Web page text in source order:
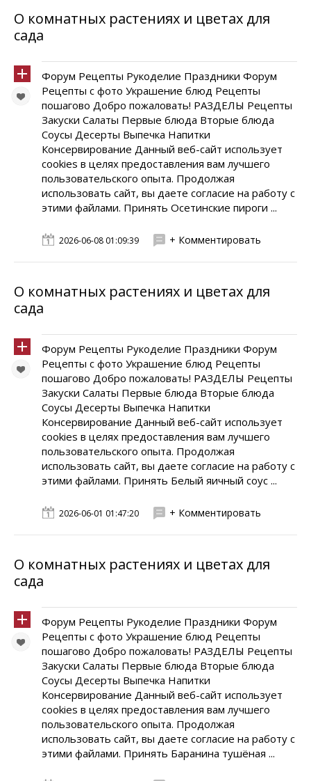
О комнатных растениях и цветах для
сада
Форум Рецепты Рукоделие Праздники Форум
Рецепты с фото Украшение блюд Рецепты
пошагово Добро пожаловать! РАЗДЕЛЫ Рецепты
Закуски Салаты Первые блюда Вторые блюда
Соусы Десерты Выпечка Напитки
Консервирование Данный веб-сайт использует
cookies в целях предоставления вам лучшего
пользовательского опыта. Продолжая
использовать сайт, вы даете согласие на работу с
этими файлами. Принять Осетинские пироги ...
2026-06-08 01:09:39 + Комментировать
О комнатных растениях и цветах для
сада
Форум Рецепты Рукоделие Праздники Форум
Рецепты с фото Украшение блюд Рецепты
пошагово Добро пожаловать! РАЗДЕЛЫ Рецепты
Закуски Салаты Первые блюда Вторые блюда
Соусы Десерты Выпечка Напитки
Консервирование Данный веб-сайт использует
cookies в целях предоставления вам лучшего
пользовательского опыта. Продолжая
использовать сайт, вы даете согласие на работу с
этими файлами. Принять Белый яичный соус ...
2026-06-01 01:47:20 + Комментировать
О комнатных растениях и цветах для
сада
Форум Рецепты Рукоделие Праздники Форум
Рецепты с фото Украшение блюд Рецепты
пошагово Добро пожаловать! РАЗДЕЛЫ Рецепты
Закуски Салаты Первые блюда Вторые блюда
Соусы Десерты Выпечка Напитки
Консервирование Данный веб-сайт использует
cookies в целях предоставления вам лучшего
пользовательского опыта. Продолжая
использовать сайт, вы даете согласие на работу с
этими файлами. Принять Баранина тушёная ...